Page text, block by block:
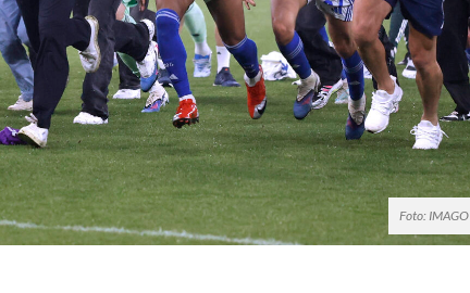
Foto: IMAGO